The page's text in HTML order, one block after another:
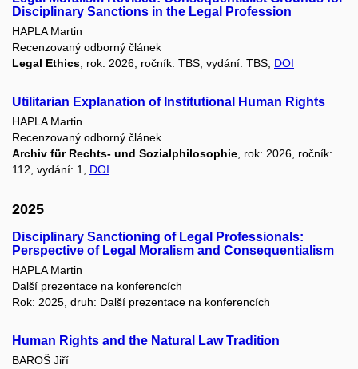
Disciplinary Sanctions in the Legal Profession
HAPLA Martin
Recenzovaný odborný článek
Legal Ethics , rok: 2026, ročník: TBS, vydání: TBS, DOI
Utilitarian Explanation of Institutional Human Rights
HAPLA Martin
Recenzovaný odborný článek
Archiv für Rechts- und Sozialphilosophie, rok: 2026, ročník:
112, vydání: 1, DOI
2025
Disciplinary Sanctioning of Legal Professionals:
Perspective of Legal Moralism and Consequentialism
HAPLA Martin
Další prezentace na konferencích
Rok: 2025, druh: Další prezentace na konferencích
Human Rights and the Natural Law Tradition
BAROŠ Jiří